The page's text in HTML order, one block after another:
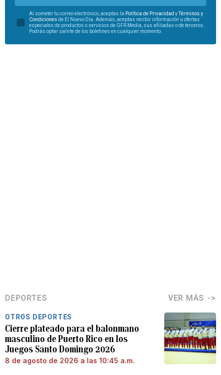
Al someter tu correo electrónico, aceptas la Política de Privacidad y
Términos y
Condiciones de El Nuevo Día. Además, aceptas recibir información u ofertas
especiales de productos o servicios de GFR Media, sus afiliadas o de terceros.
Podrás optar salirte de los boletines en cualquier momento.
DEPORTES VER MÁS
OTROS DEPORTES
Cierre plateado para el balonmano
masculino de Puerto Rico en los
Juegos Santo Domingo 2026
8 de agosto de 2026 a las 10:45 a.m.